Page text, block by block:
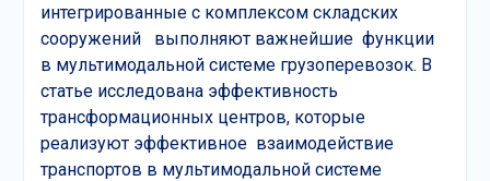
интегрированные с комплексом складских
сооружений выполняют важнейшие функции
в мультимодальной системе грузоперевозок. В
статье исследована эффективность
трансформационных центров, которые
реализуют эффективное взаимодействие
транспортов в мультимодальной системе